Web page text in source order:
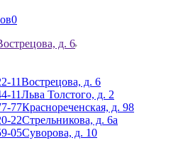
0
д. 6
11Вострецова, д. 6
11Льва Толстого, д. 2
77Краснореченская, д. 98
22Стрельникова, д. 6а
05Суворова, д. 10